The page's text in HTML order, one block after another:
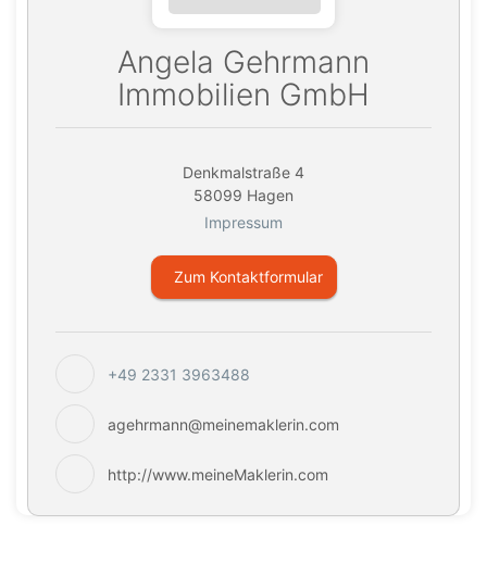
Angela Gehrmann
Immobilien GmbH
Denkmalstraße 4
58099 Hagen
Impressum
Zum Kontaktformular
+49 2331 3963488
agehrmann@meinemaklerin.com
http://www.meineMaklerin.com